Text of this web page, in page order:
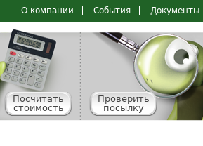
Перейти к
основному
содержанию
Основные ссылки
О компании События Документы
Посчитать
стоимость
Проверить
посылку